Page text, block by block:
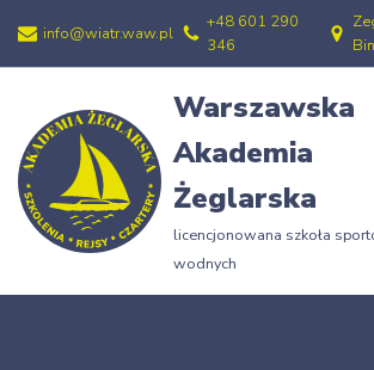
Przejdź
treści
info@wiatr.waw.pl
+48 601 290
346
Warszawska
Akademia
Żeglarska
licencjonowana szkoła
wodnych